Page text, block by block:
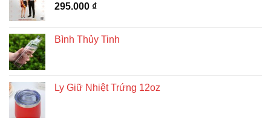
295.000 ₫
Bình Thủy Tinh
Ly Giữ Nhiệt Trứng 12oz